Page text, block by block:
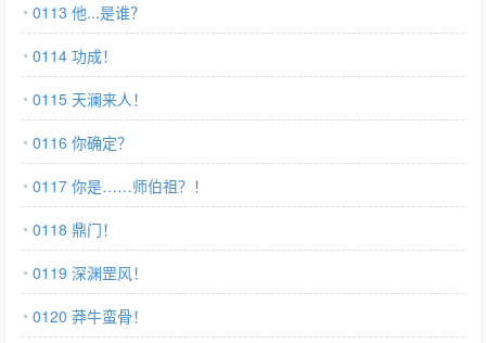
0113 他...是谁？
0114 功成！
0115 天澜来人！
0116 你确定？
0117 你是……师伯祖？！
0118 鼎门！
0119 深渊罡风！
0120 莽牛蛮骨！